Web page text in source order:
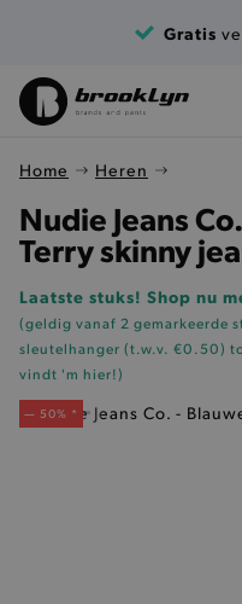
Gratis
Home Heren
Nudie Jeans
Terry skinny
Laatste stuks! Shop nu
(geldig vanaf 2 gemarkeerde
sleutelhanger (t.w.v. €0.50)
vindt 'm hier!)
— 50% *